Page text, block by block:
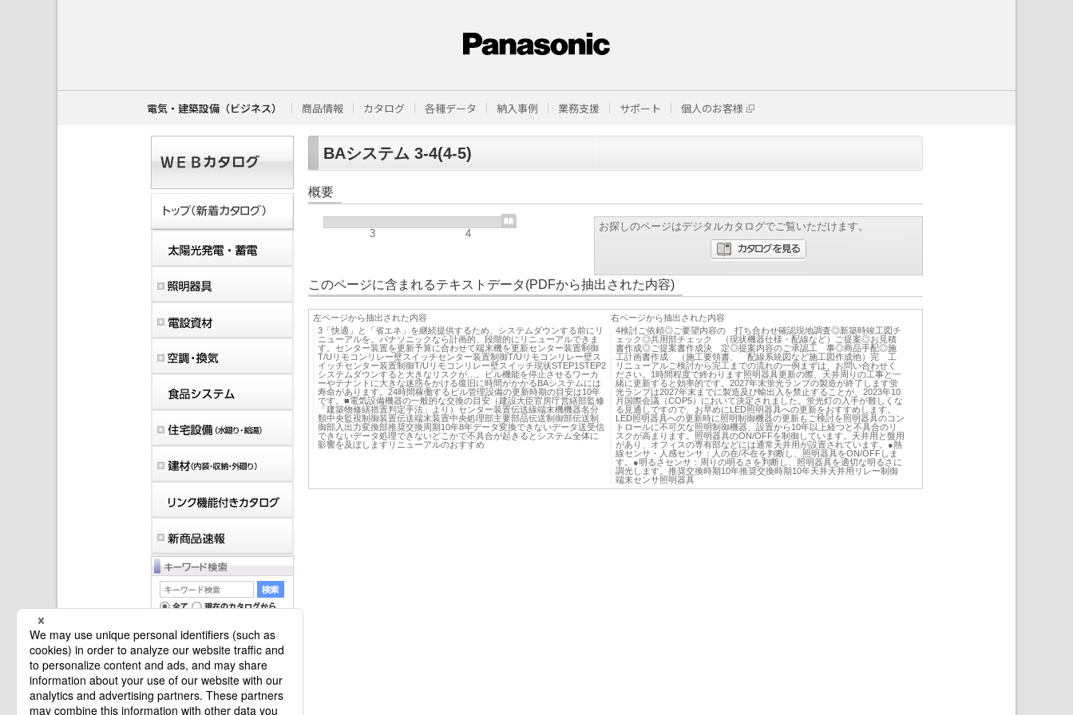
電気・建築設備（ビジネス） 商品情報 カタログ 各種データ 納入事例 業務支援 サポート 個人のお客様
BAシステム 3-4(4-5)
概要
3 4
お探しのページはデジタルカタログでご覧いただけます。
このページに含まれるテキストデータ(PDFから抽出された内容)
左ページから抽出された内容
3「快適」と「省エネ」を継続提供するため、システムダウンする前にリ
ニューアルを。パナソニックなら計画的、段階的にリニューアルできま
す。センター装置を更新予算に合わせて端末機を更新センター装置制御
T/Uリモコンリレー壁スイッチセンター装置制御T/Uリモコンリレー壁ス
イッチセンター装置制御T/Uリモコンリレー壁スイッチ現状STEP1STEP2
システムダウンすると大きなリスクが…。ビル機能を停止させるワーカ
ーやテナントに大きな迷惑をかける復旧に時間がかかるBAシステムには
寿命があります。24時間稼働するビル管理設備の更新時期の目安は10年
です。■電気設備機器の一般的な交換の目安（建設大臣官房庁営繕部監修
「建築物修繕措置判定手法」より）センター装置伝送線端末機機器名分
類中央監視制御装置伝送端末装置中央処理部主要部品伝送制御部伝送制
御部入出力変換部推奨交換周期10年8年データ変換できないデータ送受信
できないデータ処理できないどこかで不具合が起きるとシステム全体に
影響を及ぼしますリニューアルのおすすめ
右ページから抽出された内容
4検討ご依頼◎ご要望内容の 打ち合わせ確認現地調査◎新築時竣工図チ
ェック◎共用部チェック （現状機器仕様・配線など）ご提案◎お見積
書作成◎ご提案書作成決 定◎提案内容のご承認工 事◎商品手配◎施
工計画書作成 （施工要領書、 配線系統図など施工図作成他）完 工
リニューアルご検討から完工までの流れの一例まずは、お問い合わせく
ださい。1時間程度で終わります照明器具更新の際、天井周りの工事と一
緒に更新すると効率的です。2027年末蛍光ランプの製造が終了します蛍
光ランプは2027年末までに製造及び輸出入を禁止することが、2023年10
月国際会議（COP5）において決定されました。蛍光灯の入手が難しくな
る見通しですので、お早めにLED照明器具への更新をおすすめします。
LED照明器具への更新時に照明制御機器の更新もご検討を照明器具のコン
トロールに不可欠な照明制御機器、設置から10年以上経つと不具合のリ
スクが高まります。照明器具のON/OFFを制御しています。天井用と盤用
があり、オフィスの専有部などには通常天井用が設置されています。●熱
線センサ・人感センサ：人の在/不在を判断し、照明器具をON/OFFしま
す。●明るさセンサ：周りの明るさを判断し、照明器具を適切な明るさに
調光します。推奨交換時期10年推奨交換時期10年天井天井用リレー制御
端末センサ照明器具
マイバインダーは空です。